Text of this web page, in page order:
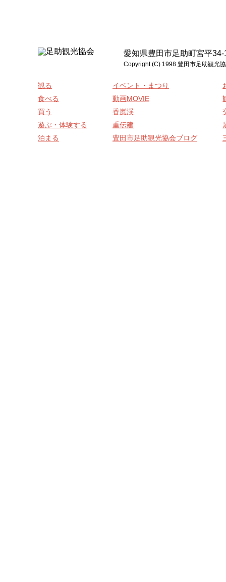
愛知県豊田市足助町宮平
Copyright (C) 1998 豊田市足助観光
観る
食べる
買う
遊ぶ・体験する
泊まる
イベント・まつり
動画MOVIE
香嵐渓
重伝建
豊田市足助観光協会ブログ